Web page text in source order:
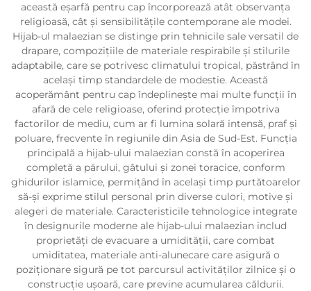
această eșarfă pentru cap încorporează atât observanța
religioasă, cât și sensibilitățile contemporane ale modei.
Hijab-ul malaezian se distinge prin tehnicile sale versatil de
drapare, compozițiile de materiale respirabile și stilurile
adaptabile, care se potrivesc climatului tropical, păstrând în
același timp standardele de modestie. Această
acoperământ pentru cap îndeplinește mai multe funcții în
afară de cele religioase, oferind protecție împotriva
factorilor de mediu, cum ar fi lumina solară intensă, praf și
poluare, frecvente în regiunile din Asia de Sud-Est. Funcția
principală a hijab-ului malaezian constă în acoperirea
completă a părului, gâtului și zonei toracice, conform
ghidurilor islamice, permițând în același timp purtătoarelor
să-și exprime stilul personal prin diverse culori, motive și
alegeri de materiale. Caracteristicile tehnologice integrate
în designurile moderne ale hijab-ului malaezian includ
proprietăți de evacuare a umidității, care combat
umiditatea, materiale anti-alunecare care asigură o
poziționare sigură pe tot parcursul activităților zilnice și o
construcție ușoară, care previne acumularea căldurii.